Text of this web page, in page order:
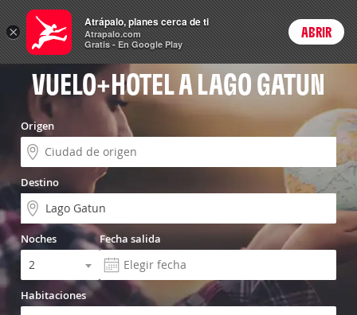
Vuelo+Hotel Precios enPeso
ARSCambiar moneda
Login
VUELO+HOTEL A LAGO GATUN
Origen
Destino
Noches Fecha salida
Habitaciones
×
Atrápalo, planes cerca de ti
Atrapalo.com
Gratis - En Google Play
ABRIR